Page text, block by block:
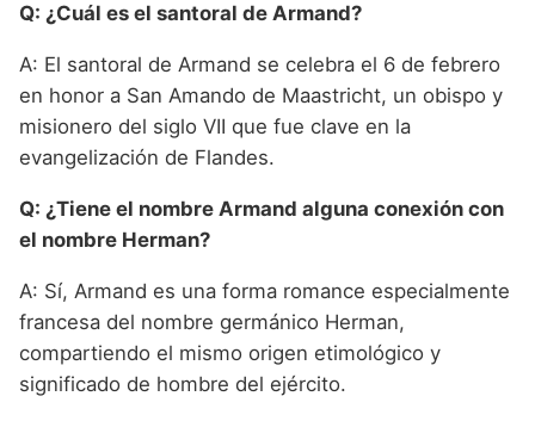
Q: ¿Cuál es el santoral de Armand?
A: El santoral de Armand se celebra el 6 de febrero
en honor a San Amando de Maastricht, un obispo y
misionero del siglo VII que fue clave en la
evangelización de Flandes.
Q: ¿Tiene el nombre Armand alguna conexión con
el nombre Herman?
A: Sí, Armand es una forma romance especialmente
francesa del nombre germánico Herman,
compartiendo el mismo origen etimológico y
significado de hombre del ejército.